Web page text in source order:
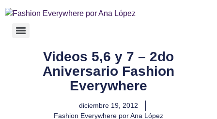
Videos 5,6 y 7 – 2do
Aniversario Fashion
Everywhere
diciembre 19, 2012
Fashion Everywhere por Ana López